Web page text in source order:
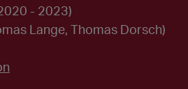
- 2023)
Lange, Thomas Dorsch)